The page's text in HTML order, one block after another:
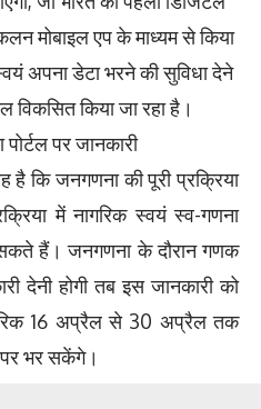
मोबाइल एप के माध्यम से किया
अपना डेटा भरने की सुविधा देने
विकसित किया जा रहा है।
पर जानकारी
कि जनगणना की पूरी प्रक्रिया
में नागरिक स्वयं स्व-गणना
सकते हैं। जनगणना के दौरान गणक
देनी होगी तब इस जानकारी को
16 अप्रैल से 30 अप्रैल तक
पर भर सकेंगे।